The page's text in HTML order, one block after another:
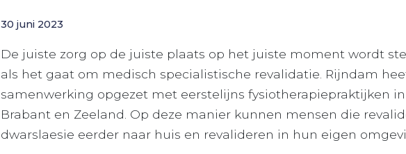
30 juni 2023
De juiste zorg op de juiste plaats op het juiste moment wordt
als het gaat om medisch specialistische revalidatie. Rijndam
samenwerking opgezet met eerstelijns fysiotherapiepraktijken
Brabant en Zeeland. Op deze manier kunnen mensen die
dwarslaesie eerder naar huis en revalideren in hun eigen